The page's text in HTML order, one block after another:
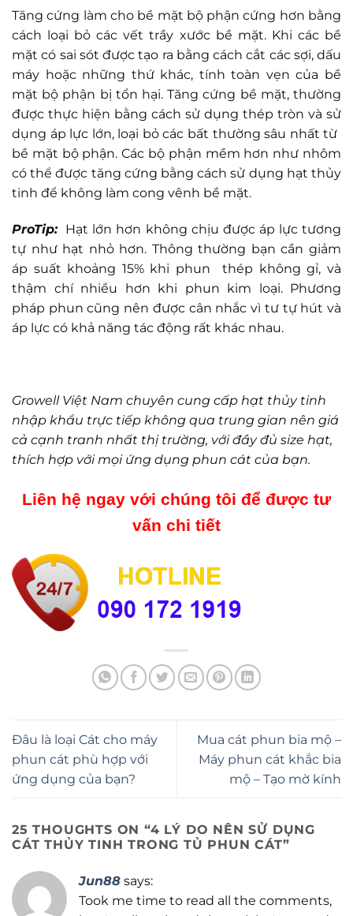
Tăng cứng làm cho bề mặt bộ phận cứng hơn bằng
cách loại bỏ các vết trầy xước bề mặt. Khi các bề
mặt có sai sót được tạo ra bằng cách cắt các sợi, dấu
máy hoặc những thứ khác, tính toàn vẹn của bề
mặt bộ phận bị tổn hại. Tăng cứng bề mặt, thường
được thực hiện bằng cách sử dụng thép tròn và sử
dụng áp lực lớn, loại bỏ các bất thường sâu nhất từ ​​
bề mặt bộ phận. Các bộ phận mềm hơn như nhôm
có thể được tăng cứng bằng cách sử dụng hạt thủy
tinh để không làm cong vênh bề mặt.
ProTip:Hạt lớn hơn không chịu được áp lực tương
tự như hạt nhỏ hơn. Thông thường bạn cần giảm
áp suất khoảng 15% khi phun thép không gỉ, và
thậm chí nhiều hơn khi phun kim loại. Phương
pháp phun cũng nên được cân nhắc vì tư tự hút và
áp lực có khả năng tác động rất khác nhau.
Growell Việt Nam chuyên cung cấp hạt thủy tinh
nhập khẩu trực tiếp không qua trung gian nên giá
cả cạnh tranh nhất thị trường, với đầy đủ size hạt,
thích hợp với mọi ứng dụng phun cát của bạn.
Liên hệ ngay với chúng tôi để được tư
vấn chi tiết
Đâu là loại Cát cho máy
phun cát phù hợp với
ứng dụng của bạn?
Mua cát phun bia mộ –
Máy phun cát khắc bia
mộ – Tạo mờ kính
25 THOUGHTS ON “4 LÝ DO NÊN SỬ DỤNG
CÁT THỦY TINH TRONG TỦ PHUN CÁT”
Jun88 says:
Took me time to read all the comments,